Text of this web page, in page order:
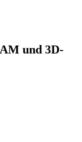
und 3D-